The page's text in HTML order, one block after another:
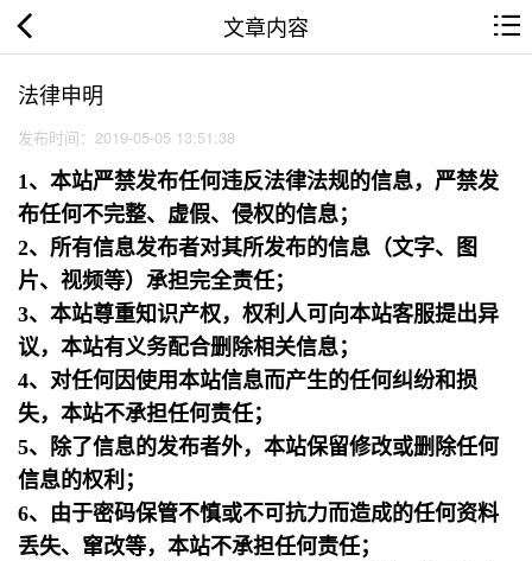
文章内容
法律申明
发布时间：2019-05-05 13:51:38
1、本站严禁发布任何违反法律法规的信息，严禁发
布任何不完整、虚假、侵权的信息；
2、所有信息发布者对其所发布的信息（文字、图
片、视频等）承担完全责任；
3、本站尊重知识产权，权利人可向本站客服提出异
议，本站有义务配合删除相关信息；
4、对任何因使用本站信息而产生的任何纠纷和损
失，本站不承担任何责任；
5、除了信息的发布者外，本站保留修改或删除任何
信息的权利；
6、由于密码保管不慎或不可抗力而造成的任何资料
丢失、窜改等，本站不承担任何责任；